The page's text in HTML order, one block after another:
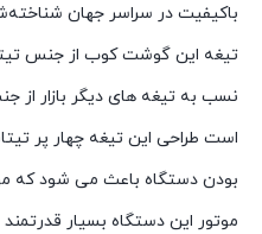
باکیفیت در سراسر جهان
تیغه این گوشت کوب از جنس
نسب به تیغه های دیگر بازار از
است طراحی این تیغه چهار پر
بودن دستگاه باعث می شود که
موتور این دستگاه بسیار